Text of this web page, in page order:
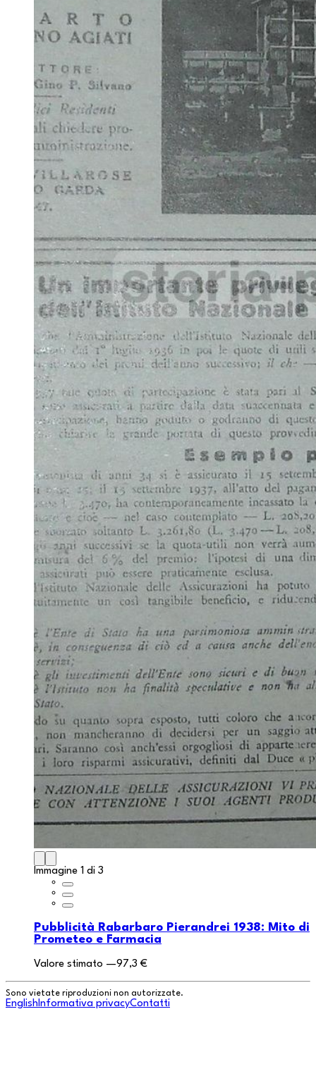
Immagine 1 di 3
Pubblicità Rabarbaro Pierandrei 1938: Mito di
Prometeo e Farmacia
Valore stimato —97,3 €
Sono vietate riproduzioni non autorizzate.
English Informativa privacyContatti